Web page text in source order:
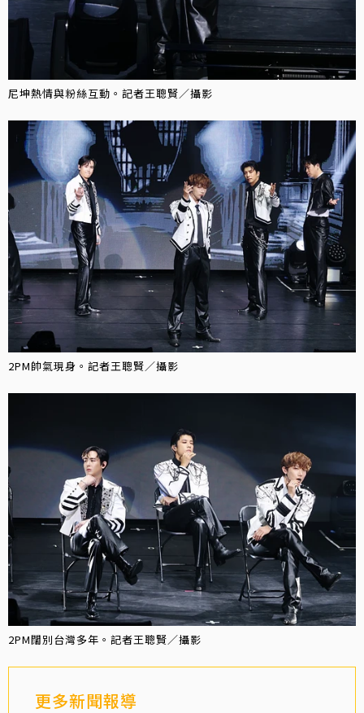
尼坤熱情與粉絲互動。記者王聰賢／攝影
2PM帥氣現身。記者王聰賢／攝影
2PM闊別台灣多年。記者王聰賢／攝影
更多新聞報導